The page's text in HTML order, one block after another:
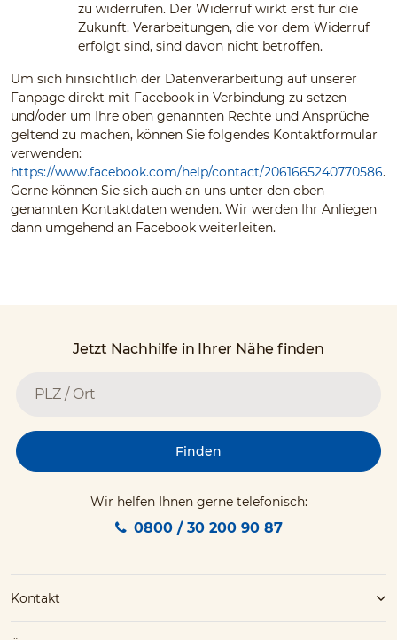
zu widerrufen. Der Widerruf wirkt erst für die
Zukunft. Verarbeitungen, die vor dem Widerruf
erfolgt sind, sind davon nicht betroffen.
Um sich hinsichtlich der Datenverarbeitung auf unserer
Fanpage direkt mit Facebook in Verbindung zu setzen
und/oder um Ihre oben genannten Rechte und Ansprüche
geltend zu machen, können Sie folgendes Kontaktformular
verwenden:
https://www.facebook.com/help/contact/2061665240770586.
Gerne können Sie sich auch an uns unter den oben
genannten Kontaktdaten wenden. Wir werden Ihr Anliegen
dann umgehend an Facebook weiterleiten.
Jetzt Nachhilfe in Ihrer Nähe finden
Finden
Wir helfen Ihnen gerne telefonisch:
0800 / 30 200 90 87
Kontakt